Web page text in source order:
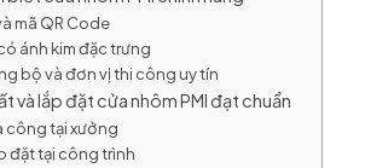
mã QR Code
ánh kim đặc trưng
bộ và đơn vị thi công uy tín
và lắp đặt cửa nhôm PMI đạt chuẩn
công tại xưởng
đặt tại công trình